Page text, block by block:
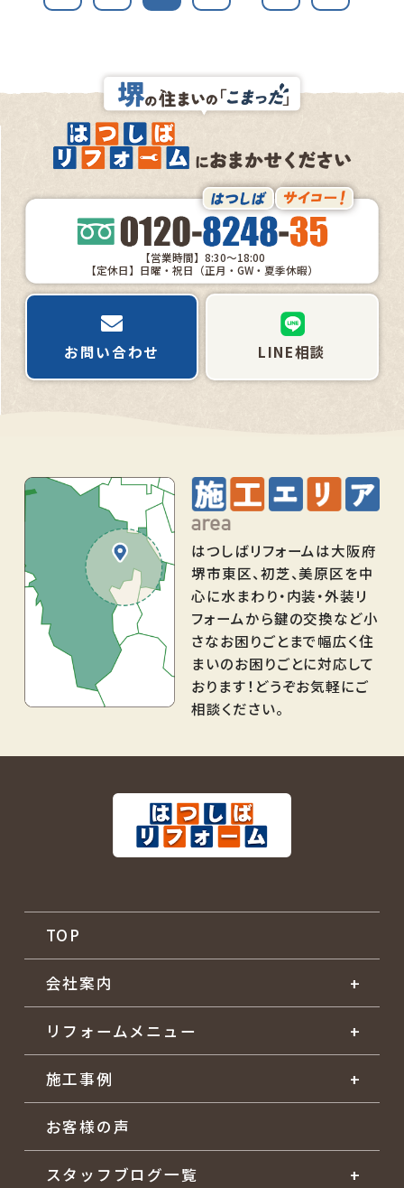
【営業時間】8:30～18:00
【定休日】日曜・祝日（正月・GW・夏季休暇）
お問い合わせ LINE相談
はつしばリフォームは大阪府
堺市東区、初芝、美原区を中
心に水まわり・内装・外装リ
フォームから鍵の交換など小
さなお困りごとまで幅広く住
まいのお困りごとに対応して
おります！どうぞお気軽にご
相談ください。
TOP
会社案内
リフォームメニュー
施工事例
お客様の声
スタッフブログ一覧